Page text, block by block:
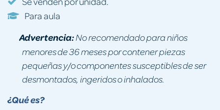
¿Qué es?
Para aula
Advertencia:No recomendado para niños
menores de 36 meses por contener piezas
pequeñas y/o componentes susceptibles de ser
desmontados, ingeridos o inhalados.